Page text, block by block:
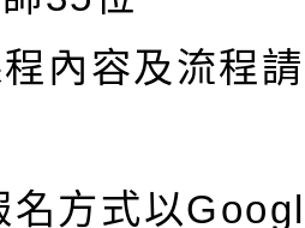
內容及流程
方式以